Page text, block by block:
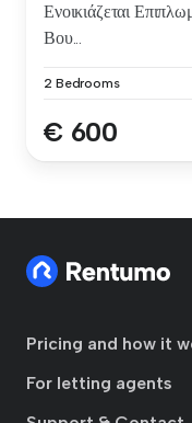
Ενοικιάζεται
Βου...
2 Bedrooms
€ 600
Pricing and how it
For letting agents